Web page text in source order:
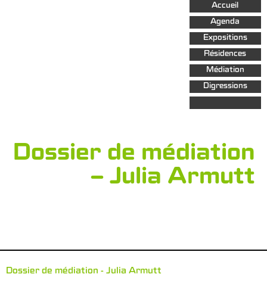
Aller au
contenu
principal
Accueil
Agenda
Expositions
Résidences
Médiation
Digressions
Dossier de médiation
– Julia Armutt
Dossier de médiation - Julia Armutt